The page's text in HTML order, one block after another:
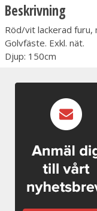
Beskrivning
Röd/vit lackerad
Golvfäste. Exkl. nät.
Djup: 150cm